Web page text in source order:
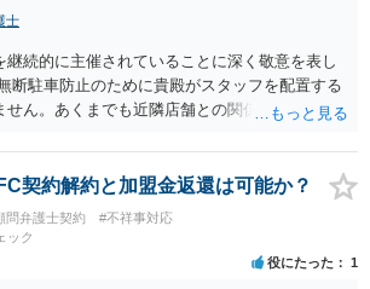
士
継続的に主催されていることに深く敬意を表し
断駐車防止のために貴殿がスタッフを配置する
せん。あくまでも近隣店舗との関係を良好に保
いますが、要望自体の切実さ、イベントへの影
ト、地域の方々との協力関係維持のためどの程
契約解約と加盟金返還は可能か？
問弁護士契約
#不祥事対応
ック
役にたった 1